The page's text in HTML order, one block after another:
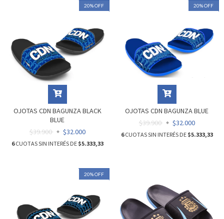
20%OFF
OJOTAS CDN BAGUNZA BLACK
BLUE
$39.900
$32.000
6CUOTAS SIN INTERÉS DE $5.333,33
20%OFF
OJOTAS CDN BAGUNZA BLUE
$39.900
$32.000
6CUOTAS SIN INTERÉS DE $5.333,33
20%OFF